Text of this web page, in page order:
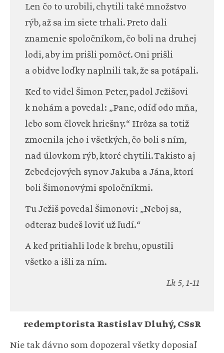
Len čo to urobili, chytili také množstvo
rýb, až sa im siete trhali. Preto dali
znamenie spoločníkom, čo boli na druhej
lodi, aby im prišli pomôcť. Oni prišli
a obidve loďky naplnili tak, že sa potápali.
Keď to videl Šimon Peter, padol Ježišovi
k nohám a povedal: „Pane, odíď odo mňa,
lebo som človek hriešny.“ Hrôza sa totiž
zmocnila jeho i všetkých, čo boli s ním,
nad úlovkom rýb, ktoré chytili. Takisto aj
Zebedejových synov Jakuba a Jána, ktorí
boli Šimonovými spoločníkmi.
Tu Ježiš povedal Šimonovi: „Neboj sa,
odteraz budeš loviť už ľudí.“
A keď pritiahli lode k brehu, opustili
všetko a išli za ním.
Lk 5, 1-11
redemptorista Rastislav Dluhý, CSsR
Nie tak dávno som dopozeral všetky doposiaľ